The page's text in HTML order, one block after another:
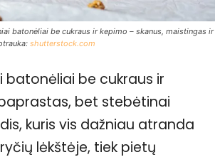
batonėliai be cukraus ir kepimo – skanus, maistingas ir
shutterstock.com
batonėliai be cukraus ir
bet stebėtinai
kuris vis dažniau atranda
lėkštėje, tiek pietų